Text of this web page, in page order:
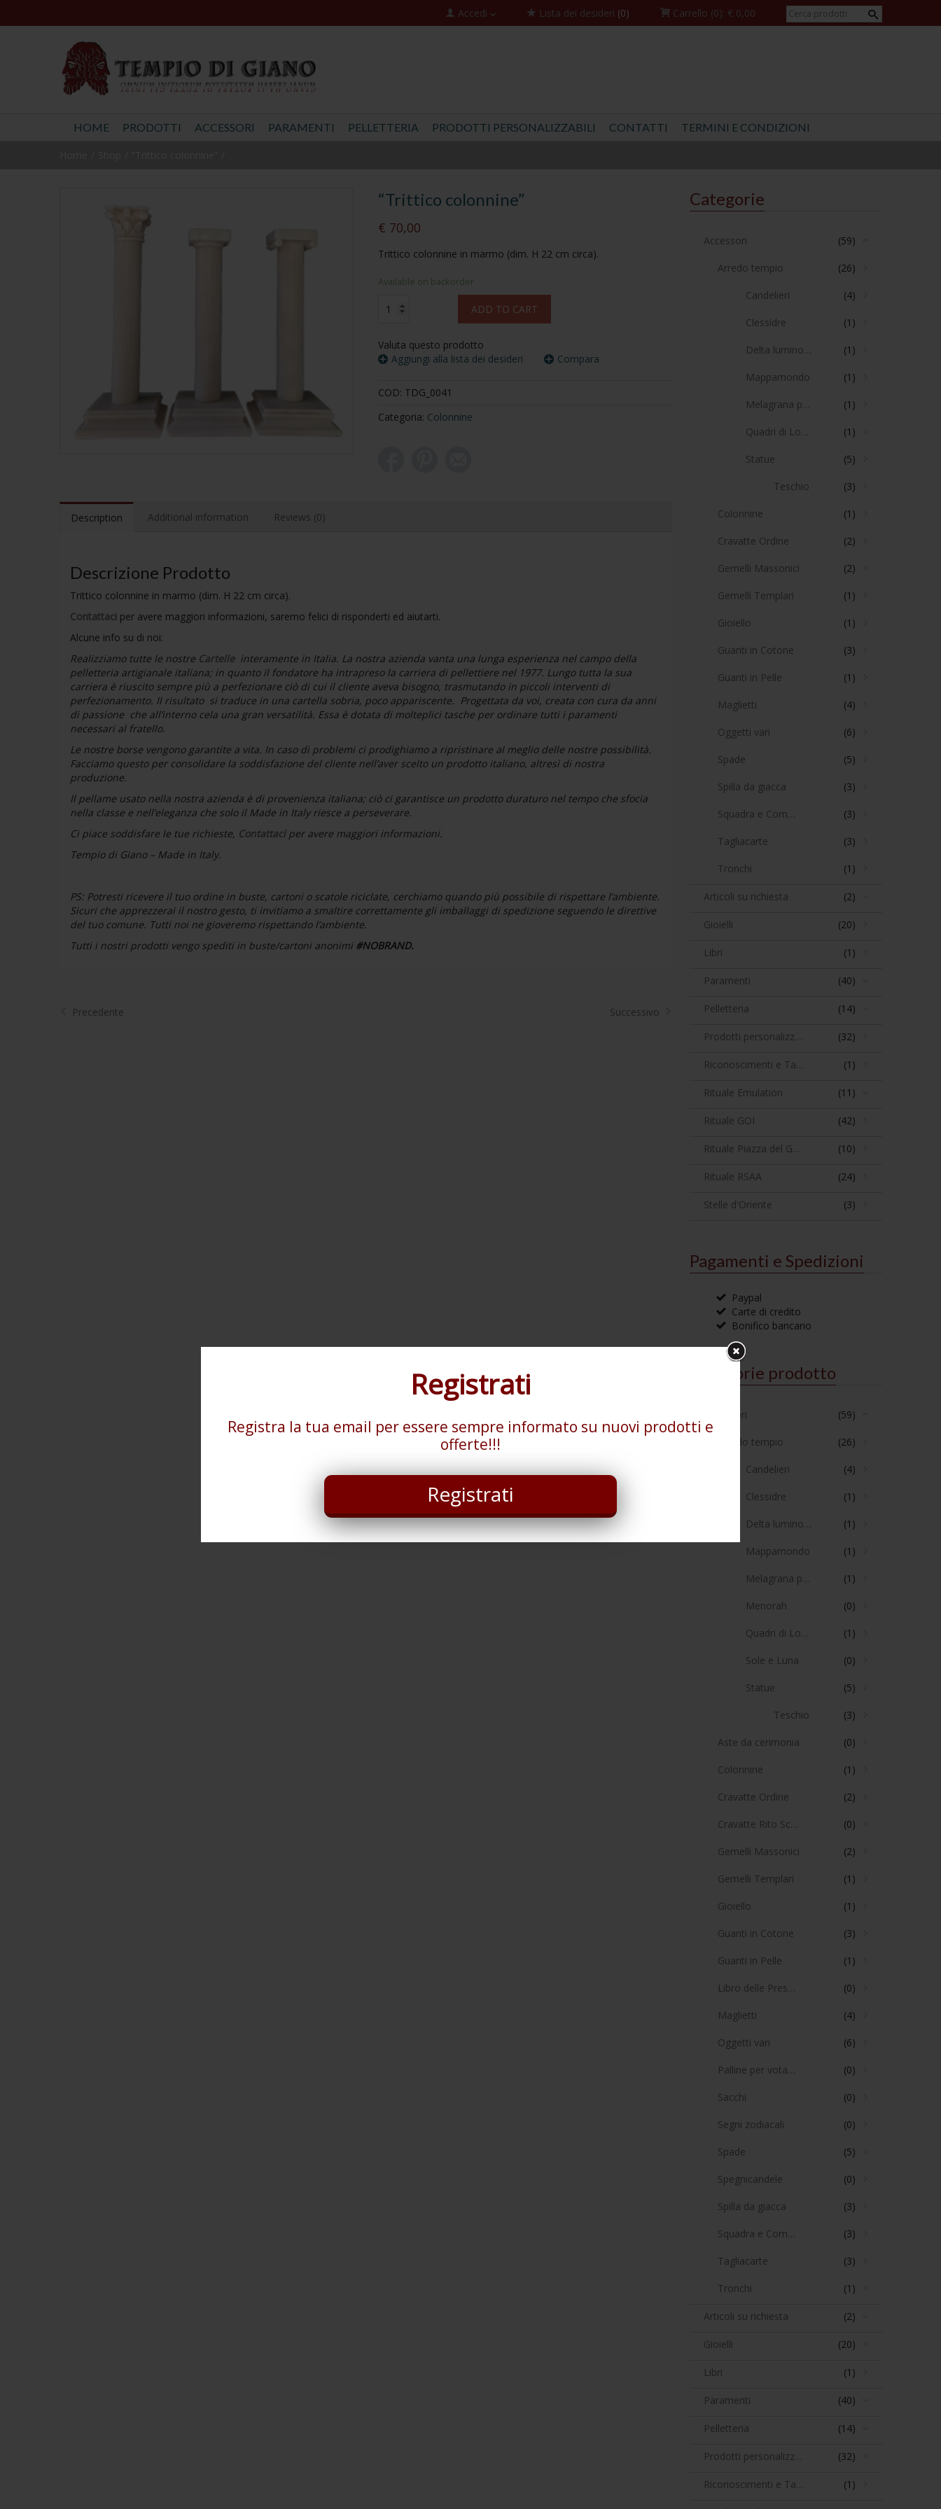
Registrati
Registra la tua email per essere sempre informato su nuovi prodotti e
offerte!!!
Registrati
Accedi Lista dei desideri (0) Carrello (0): € 0,00
HOME PRODOTTI ACCESSORI PARAMENTI PELLETTERIA PRODOTTI PERSONALIZZABILI CONTATTI TERMINI E CONDIZIONI
“Trittico colonnine”
€ 70,00
Trittico colonnine in marmo (dim. H 22 cm circa).
Available on backorder
colonnine"
ADD TO CART
Valuta questo prodotto
Aggiungi alla lista dei desideri
Compara
COD: TDG_0041
Categoria: Colonnine
Description Additional information Reviews (0)
Descrizione Prodotto
Trittico colonnine in marmo (dim. H 22 cm circa).
Contattaci per avere maggiori informazioni, saremo felici di risponderti ed aiutarti.
Alcune info su di noi:
Realizziamo tutte le nostre Cartelleinteramente in Italia. La nostra azienda vanta una lunga esperienza nel campo della
pelletteria artigianale italiana; in quanto il fondatore ha intrapreso la carriera di pellettiere nel 1977. Lungo tutta la sua
carriera è riuscito sempre più a perfezionare ciò di cui il cliente aveva bisogno, trasmutando in piccoli interventi di
perfezionamento. Il risultato si traduce in una cartella sobria, poco appariscente. Progettata da voi, creata con cura da anni
di passione che all’interno cela una gran versatilità. Essa è dotata di molteplici tasche per ordinare tutti i paramenti
necessari al fratello.
Le nostre borse vengono garantite a vita. In caso di problemi ci prodighiamo a ripristinare al meglio delle nostre possibilità.
Facciamo questo per consolidare la soddisfazione del cliente nell’aver scelto un prodotto italiano, altresì di nostra
produzione.
Il pellame usato nella nostra azienda è di provenienza italiana; ciò ci garantisce un prodotto duraturo nel tempo che sfocia
nella classe e nell’eleganza che solo il Made in Italy riesce a perseverare.
Ci piace soddisfare le tue richieste, Contattaci per avere maggiori informazioni.
Tempio di Giano – Made in Italy.
PS: Potresti ricevere il tuo ordine in buste, cartoni o scatole riciclate, cerchiamo quando più possibile di rispettare l’ambiente.
Sicuri che apprezzerai il nostro gesto, ti invitiamo a smaltire correttamente gli imballaggi di spedizione seguendo le direttive
del tuo comune. Tutti noi ne gioveremo rispettando l’ambiente.
Tutti i nostri prodotti vengo spediti in buste/cartoni anonimi #NOBRAND.
Precedente Successivo
Categorie
Accessori (59)
Arredo tempio (26)
Candelieri (4)
Clessidre (1)
Delta luminoso (1)
Mappamondo (1)
Melagrana per colonna J (1)
Quadri di Loggia (1)
Statue (5)
Teschio (3)
Colonnine (1)
Cravatte Ordine (2)
Gemelli Massonici (2)
Gemelli Templari (1)
Gioiello (1)
Guanti in Cotone (3)
Guanti in Pelle (1)
Maglietti (4)
Oggetti vari (6)
Spade (5)
Spilla da giacca (3)
Squadra e Compasso (3)
Tagliacarte (3)
Tronchi (1)
Articoli su richiesta (2)
Gioielli (20)
Libri (1)
Paramenti (40)
Pelletteria (14)
Prodotti personalizzabili (32)
Riconoscimenti e Targhe (1)
Rituale Emulation (11)
Rituale GOI (42)
Rituale Piazza del Gesù (10)
Rituale RSAA (24)
Stelle d'Oriente (3)
Pagamenti e Spedizioni
Paypal
Carte di credito
Bonifico bancario
Categorie prodotto
Accessori (59)
Arredo tempio (26)
Candelieri (4)
Clessidre (1)
Delta luminoso (1)
Mappamondo (1)
Melagrana per colonna J (1)
Menorah (0)
Quadri di Loggia (1)
Sole e Luna (0)
Statue (5)
Teschio (3)
Aste da cerimonia (0)
Colonnine (1)
Cravatte Ordine (2)
Cravatte Rito Scozzese (0)
Gemelli Massonici (2)
Gemelli Templari (1)
Gioiello (1)
Guanti in Cotone (3)
Guanti in Pelle (1)
Libro delle Presenze (0)
Maglietti (4)
Oggetti vari (6)
Palline per votazioni (0)
Sacchi (0)
Segni zodiacali (0)
Spade (5)
Spegnicandele (0)
Spilla da giacca (3)
Squadra e Compasso (3)
Tagliacarte (3)
Tronchi (1)
Articoli su richiesta (2)
Gioielli (20)
Libri (1)
Paramenti (40)
Pelletteria (14)
Prodotti personalizzabili (32)
Riconoscimenti e Targhe (1)